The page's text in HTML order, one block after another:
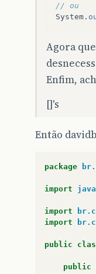
// ou
System .
Agora
Enfim,
[]'s
Então
package
import
import
import
public
public